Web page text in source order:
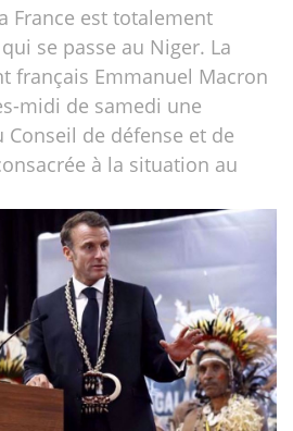
France est totalement
se passe au Niger. La
français Emmanuel Macron
midi de samedi une
de défense et de
à la situation au